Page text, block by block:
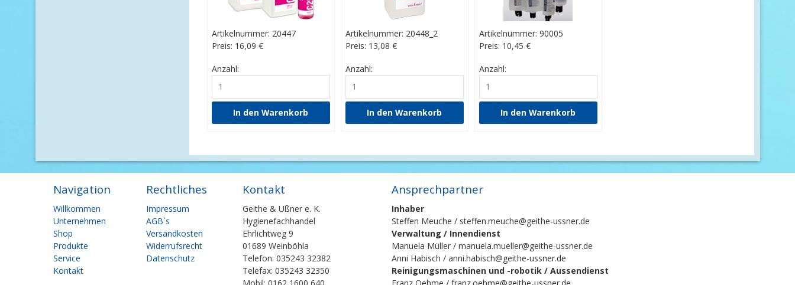
Artikelnummer: 20447
Preis: 16,09 €
Anzahl:
Artikelnummer: 20448_2
Preis: 13,08 €
Anzahl:
Artikelnummer: 90005
Preis: 10,45 €
Anzahl:
Navigation
Navigation
überspringen
Willkommen
Unternehmen
Shop
Produkte
Service
Kontakt
Rechtliches
Navigation
überspringen
Impressum
AGB`s
Versandkosten
Widerrufsrecht
Datenschutz
Kontakt
Geithe & Ußner e. K.
Hygienefachhandel
Ehrlichtweg 9
01689 Weinböhla
Telefon: 035243 32382
Telefax: 035243 32350
Mobil: 0162 1600 640
Ansprechpartner
Inhaber
Steffen Meuche / steffen.meuche@geithe-ussner.de
Verwaltung / Innendienst
Manuela Müller / manuela.mueller@geithe-ussner.de
Anni Habisch / anni.habisch@geithe-ussner.de
Reinigungsmaschinen und -robotik / Aussendienst
Franz Oehme / franz.oehme@geithe-ussner.de